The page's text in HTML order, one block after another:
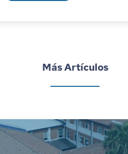
Más Artículos